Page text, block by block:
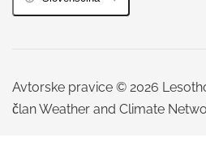
Avtorske pravice © 2026
član Weather and Climate